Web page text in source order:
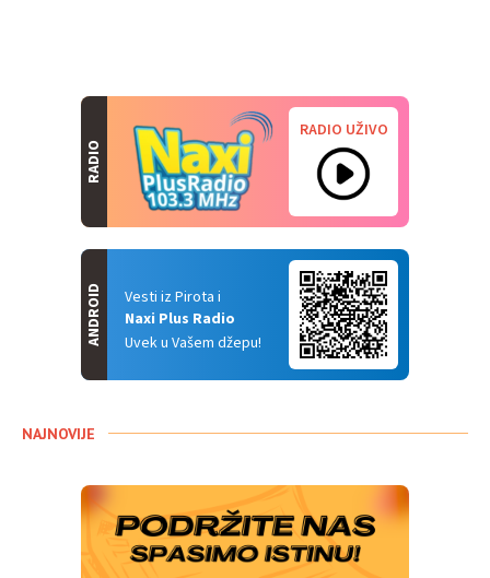
RADIO
RADIO UŽIVO
Vesti iz Pirota i
Naxi Plus Radio
Uvek u Vašem džepu!
ANDROID
NAJNOVIJE